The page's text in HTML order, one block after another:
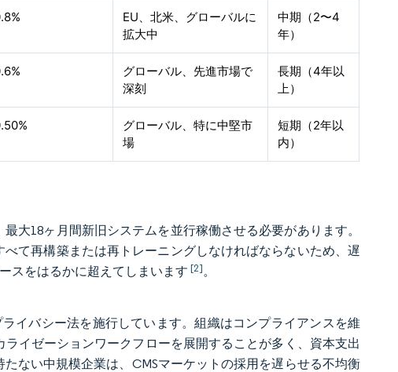
EU、北米、グローバルに
拡大中
中期（2〜4
年）
グローバル、先進市場で
深刻
長期（4年以
上）
グローバル、特に中堅市
場
短期（2年以
内）
大18ヶ月間新旧システムを並行稼働させる必要があります。
て再構築または再トレーニングしなければならないため、遅
スをはるかに超えてしまいます[2]。
イバシー法を施行しています。組織はコンプライアンスを維
イゼーションワークフローを展開することが多く、資本支出
ない中規模企業は、CMSマーケットの採用を遅らせる不均衡